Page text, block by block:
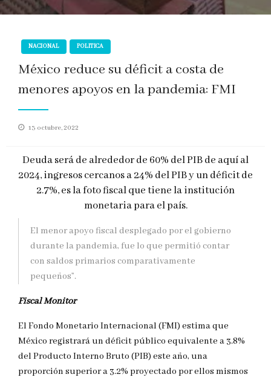
NACIONAL POLITICA
México reduce su déficit a costa de
menores apoyos en la pandemia: FMI
Publicado
13 octubre, 2022
Deuda será de alrededor de 60% del PIB de aquí al
2024, ingresos cercanos a 24% del PIB y un déficit de
2.7%, es la foto fiscal que tiene la institución
monetaria para el país.
El menor apoyo fiscal desplegado por el gobierno
durante la pandemia, fue lo que permitió contar
con saldos primarios comparativamente
pequeños”.
Fiscal Monitor
El Fondo Monetario Internacional (FMI) estima que
México registrará un déficit público equivalente a 3.8%
del Producto Interno Bruto (PIB) este año, una
proporción superior a 3.2% proyectado por ellos mismos